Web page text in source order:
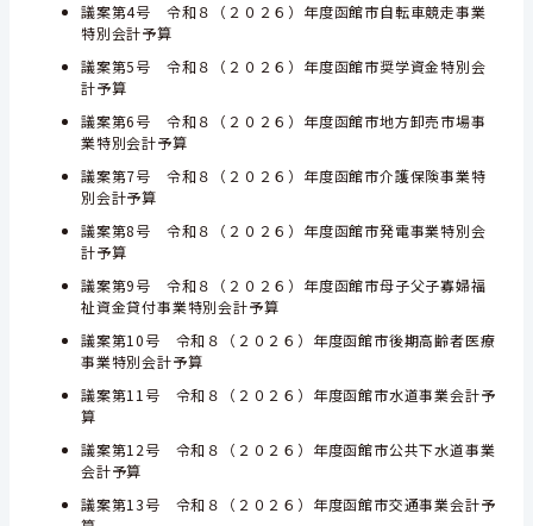
議案第4号 令和８（２０２６）年度函館市自転車競走事業
特別会計予算
議案第5号 令和８（２０２６）年度函館市奨学資金特別会
計予算
議案第6号 令和８（２０２６）年度函館市地方卸売市場事
業特別会計予算
議案第7号 令和８（２０２６）年度函館市介護保険事業特
別会計予算
議案第8号 令和８（２０２６）年度函館市発電事業特別会
計予算
議案第9号 令和８（２０２６）年度函館市母子父子寡婦福
祉資金貸付事業特別会計予算
議案第10号 令和８（２０２６）年度函館市後期高齢者医療
事業特別会計予算
議案第11号 令和８（２０２６）年度函館市水道事業会計予
算
議案第12号 令和８（２０２６）年度函館市公共下水道事業
会計予算
議案第13号 令和８（２０２６）年度函館市交通事業会計予